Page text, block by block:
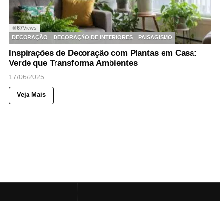
◉67Views
DECORAÇÃO
DECORAÇÃO DE INTERIORES PAISAGISMO
Inspirações de Decoração com Plantas em Casa:
Verde que Transforma Ambientes
17/06/2025
Veja Mais